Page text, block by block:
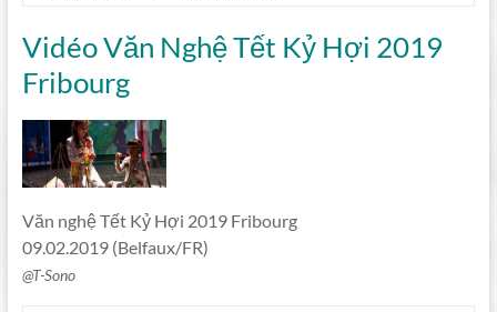
Vidéo Văn Nghệ Tết Kỷ Hợi 2019
Fribourg
Văn nghệ Tết Kỷ Hợi 2019 Fribourg
09.02.2019 (Belfaux/FR)
@T-Sono